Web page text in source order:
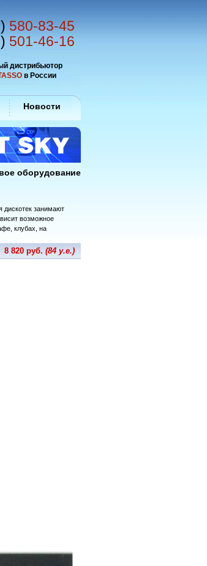
дискотек занимают
возможное
клубах, на
8 820 руб. (84 у.е.)
дистрибьютор
в России
580-83-45
501-46-16
Новости
оборудование